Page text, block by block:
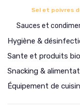
Sel et poivres
Sauces et
Hygiène &
Sante et produits bio
Snacking &
Équipement de